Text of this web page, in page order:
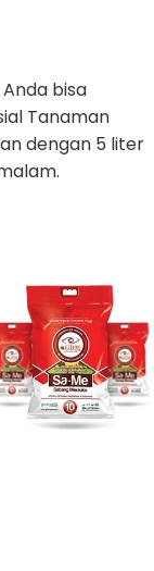
bisa
Tanaman
dengan 5 liter